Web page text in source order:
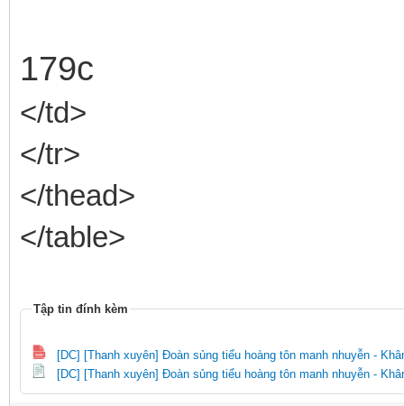
179c
</td>
</tr>
</thead>
</table>
Tập tin đính kèm
[DC] [Thanh xuyên] Đoàn sủng tiểu hoàng tôn manh nhuyễn -
[DC] [Thanh xuyên] Đoàn sủng tiểu hoàng tôn manh nhuyễn -